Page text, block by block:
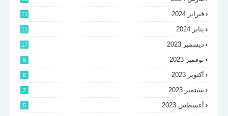
فبراير 2024 11
يناير 2024 11
ديسمبر 2023 17
نوفمبر 2023 6
أكتوبر 2023 6
سبتمبر 2023 2
أغسطس 2023 5